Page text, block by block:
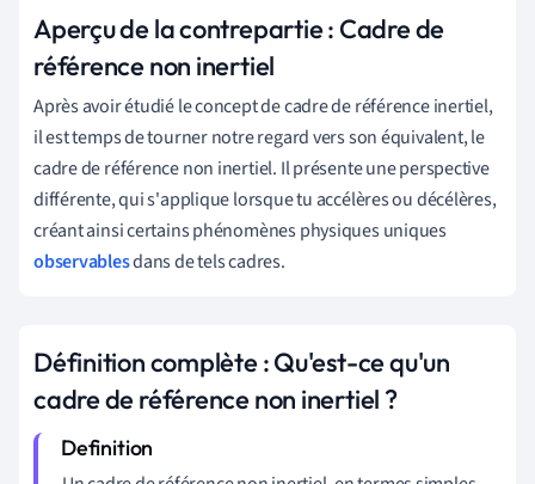
Aperçu de la contrepartie : Cadre de
référence non inertiel
Après avoir étudié le concept de cadre de référence inertiel,
il est temps de tourner notre regard vers son équivalent, le
cadre de référence non inertiel. Il présente une perspective
différente, qui s'applique lorsque tu accélères ou décélères,
créant ainsi certains phénomènes physiques uniques
observablesdans de tels cadres.
Définition complète : Qu'est-ce qu'un
cadre de référence non inertiel ?